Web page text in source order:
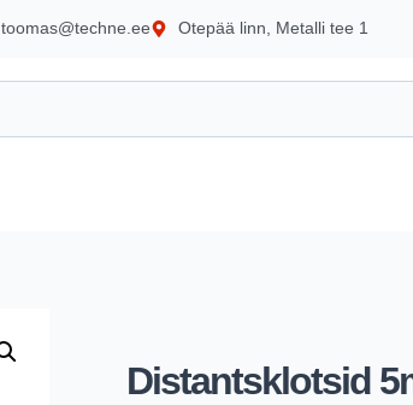
toomas@techne.ee Otepää linn, Metalli tee 1
Distantsklotsid